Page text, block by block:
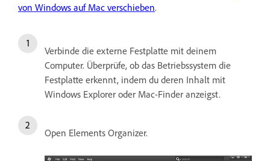
von Windows auf Mac verschieben.
Verbinde die externe Festplatte mit deinem
Computer. Überprüfe, ob das Betriebssystem die
Festplatte erkennt, indem du deren Inhalt mit
Windows Explorer oder Mac-Finder anzeigst.
Open Elements Organizer.